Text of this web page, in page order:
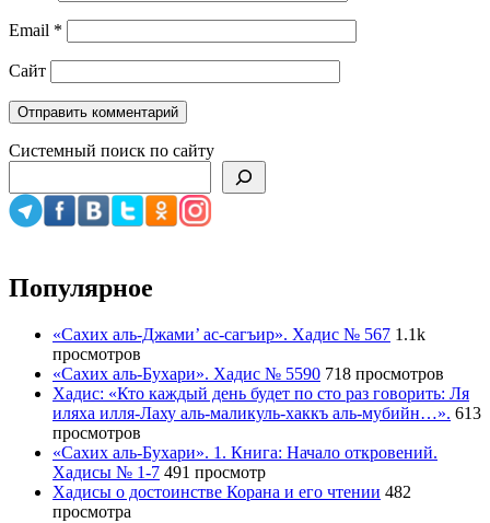
Email *
Сайт
Системный поиск по сайту
Популярное
«Сахих аль-Джами’ ас-сагъир». Хадис № 567 1.1k
просмотров
«Сахих аль-Бухари». Хадис № 5590 718 просмотров
Хадис: «Кто каждый день будет по сто раз говорить: Ля
иляха илля-Лаху аль-маликуль-хаккъ аль-мубийн…». 613
просмотров
«Сахих аль-Бухари». 1. Книга: Начало откровений.
Хадисы № 1-7 491 просмотр
Хадисы о достоинстве Корана и его чтении 482
просмотра